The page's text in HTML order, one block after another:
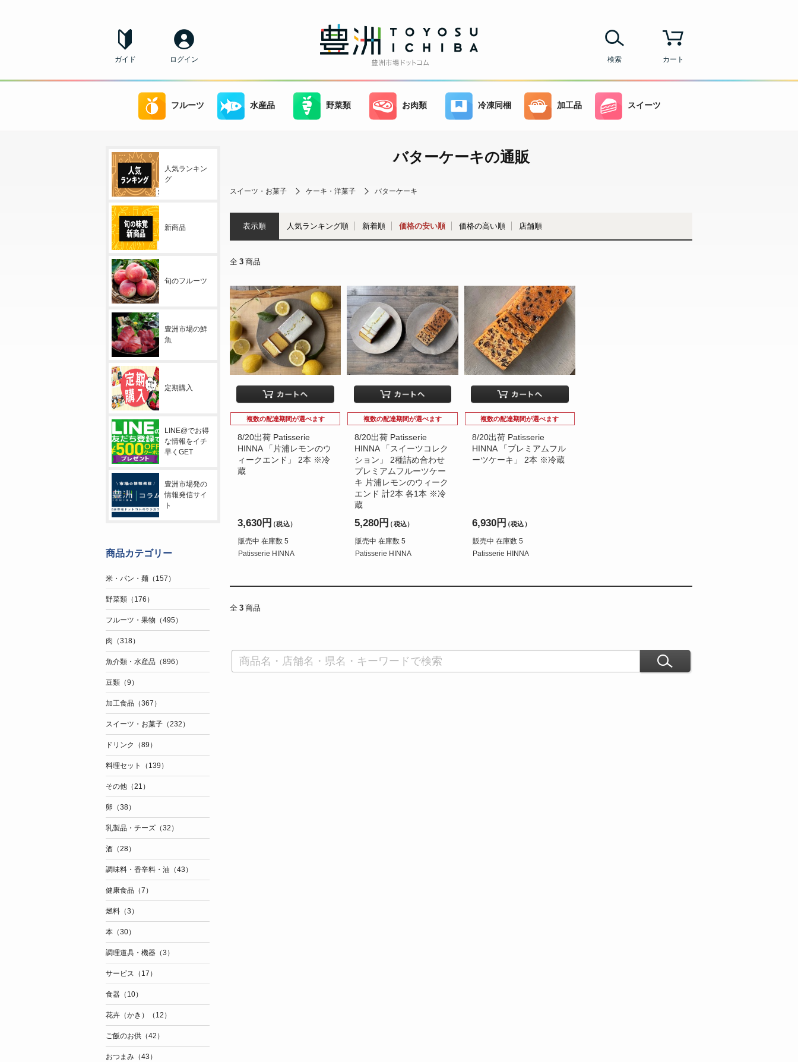
ガイド ログイン カート
検索
フルーツ 水産品 野菜類 お肉類 冷凍同梱 加工品 スイーツ
バターケーキの通販
スイーツ・お菓子 ケーキ・洋菓子 バターケーキ
表示順 人気ランキング順 新着順 価格の安い順 価格の高い順 店舗順
全 3 商品
複数の配達期間が選べます
8/20出荷 Patisserie
HINNA 「片浦レモンのウ
ィークエンド」 2本 ※冷
蔵
3,630円（税込）
販売中 在庫数 5
Patisserie HINNA
複数の配達期間が選べます
8/20出荷 Patisserie
HINNA 「スイーツコレク
ション」 2種詰め合わせ
プレミアムフルーツケー
キ 片浦レモンのウィーク
エンド 計2本 各1本 ※冷
蔵
5,280円（税込）
販売中 在庫数 5
Patisserie HINNA
複数の配達期間が選べます
8/20出荷 Patisserie
HINNA 「プレミアムフル
ーツケーキ」 2本 ※冷蔵
6,930円（税込）
販売中 在庫数 5
Patisserie HINNA
全 3 商品
人気ランキン
グ
新商品
旬のフルーツ
豊洲市場の鮮
魚
定期購入
LINE@でお得
な情報をイチ
早くGET
豊洲市場発の
情報発信サイ
ト
商品カテゴリー
米・パン・麺（157）
野菜類（176）
フルーツ・果物（495）
肉（318）
魚介類・水産品（896）
豆類（9）
加工食品（367）
スイーツ・お菓子（232）
ドリンク（89）
料理セット（139）
その他（21）
卵（38）
乳製品・チーズ（32）
酒（28）
調味料・香辛料・油（43）
健康食品（7）
燃料（3）
本（30）
調理道具・機器（3）
サービス（17）
食器（10）
花卉（かき）（12）
ご飯のお供（42）
おつまみ（43）